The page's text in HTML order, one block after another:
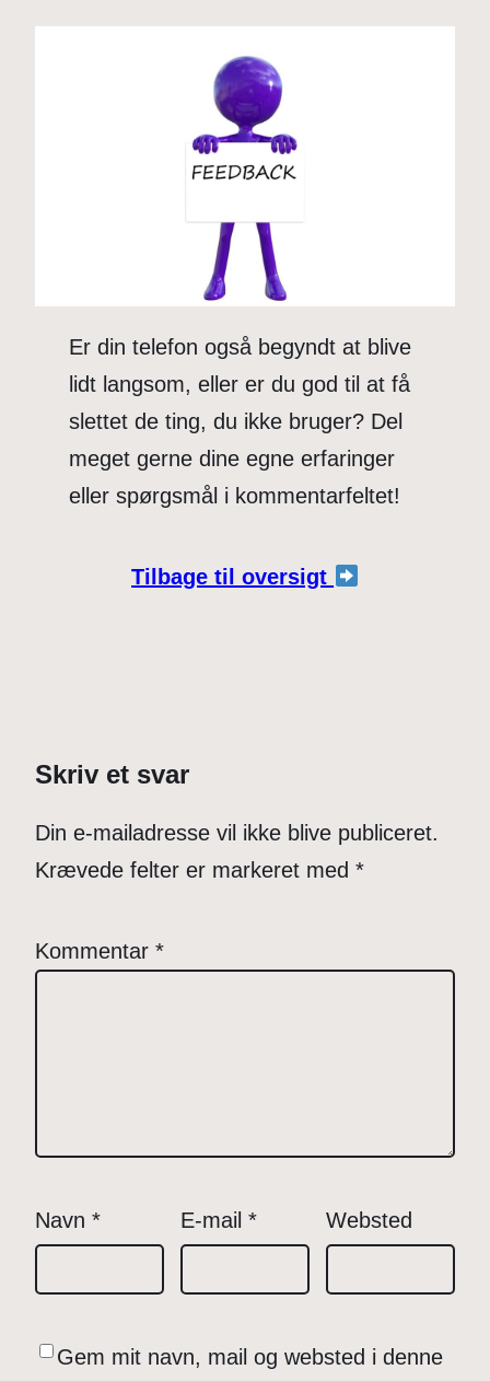
Er din telefon også begyndt at blive
lidt langsom, eller er du god til at få
slettet de ting, du ikke bruger? Del
meget gerne dine egne erfaringer
eller spørgsmål i kommentarfeltet!
Tilbage til oversigt
Skriv et svar
Din e-mailadresse vil ikke blive publiceret.
Krævede felter er markeret med *
Kommentar *
Navn * E-mail * Websted
Gem mit navn, mail og websted i denne